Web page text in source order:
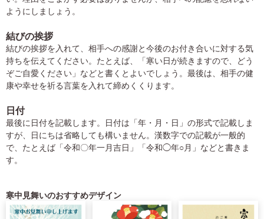
ようにしましょう。
結びの挨拶
結びの挨拶を入れて、相手への感謝と今後のお付き合いに対する気
持ちを伝えてください。たとえば、「寒い日が続きますので、どう
ぞご自愛ください」などと書くとよいでしょう。最後は、相手の健
康や幸せを祈る言葉を入れて締めくくります。
日付
最後に日付を記載します。日付は「年・月・日」の形式で記載しま
すが、日にちは省略しても構いません。漢数字での記載が一般的
で、たとえば「令和〇年一月吉日」「令和◯年○月」などと書きま
す。
寒中見舞いのおすすめデザイン